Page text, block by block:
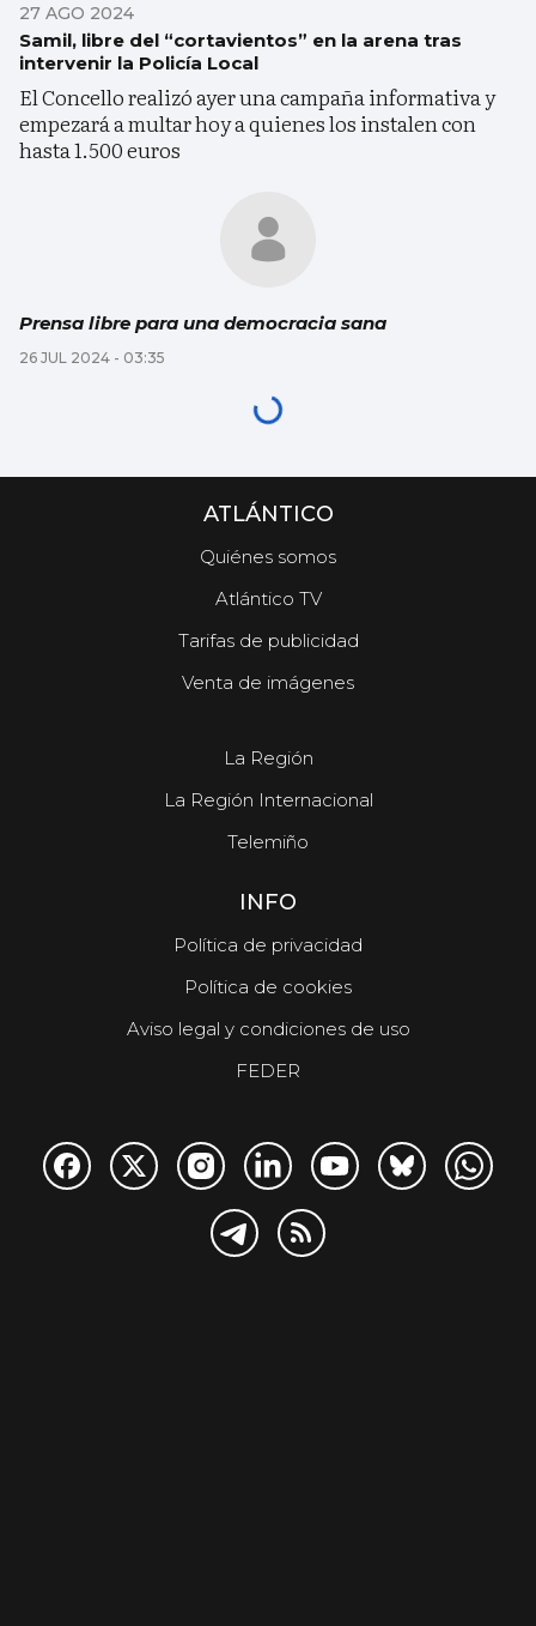
27 AGO 2024
Samil, libre del “cortavientos” en la arena tras
intervenir la Policía Local
El Concello realizó ayer una campaña informativa y
empezará a multar hoy a quienes los instalen con
hasta 1.500 euros
Prensa libre para una democracia sana
26 JUL 2024 - 03:35
ATLÁNTICO
Quiénes somos
Atlántico TV
Tarifas de publicidad
Venta de imágenes
La Región
La Región Internacional
Telemiño
INFO
Política de privacidad
Política de cookies
Aviso legal y condiciones de uso
FEDER